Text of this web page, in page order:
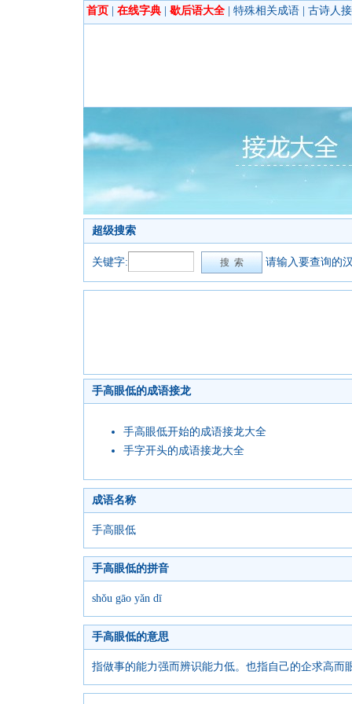
首页 在线字典 歇后语大全 特殊相关成语 古诗人
超级搜索
关键字: 请输入要查询的
手高眼低的成语接龙
手高眼低开始的成语接龙大全
手字开头的成语接龙大全
成语名称
手高眼低
手高眼低的拼音
shǒu gāo yǎn dī
手高眼低的意思
指做事的能力强而辨识能力低。也指自己的企求高而